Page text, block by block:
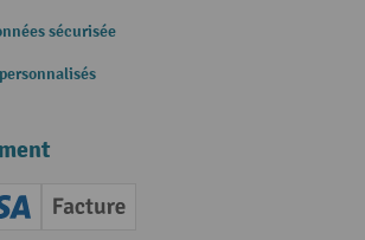
sécurisée
(Visa)
Facture